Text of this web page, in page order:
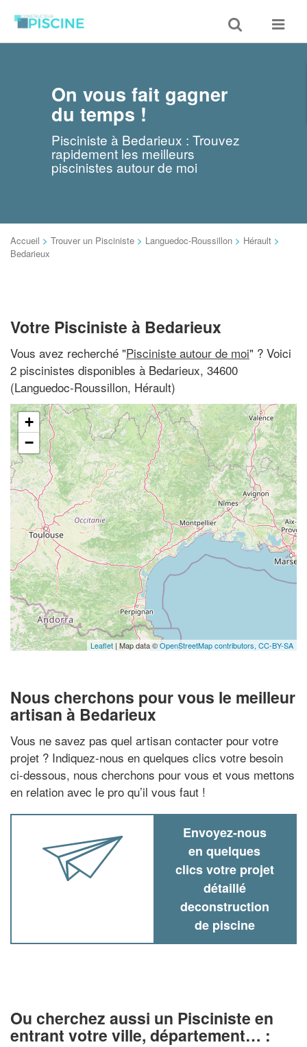
Toggle
search
Toggle
On vous fait gagner
du temps !
Pisciniste à Bedarieux : Trouvez
rapidement les meilleurs
piscinistes autour de moi
Accueil > Trouver un Pisciniste > Languedoc-Roussillon > Hérault >
Bedarieux
Votre Pisciniste à Bedarieux
Vous avez recherché "Pisciniste autour de moi" ? Voici
2 piscinistes disponibles à Bedarieux, 34600
(Languedoc-Roussillon, Hérault)
+
−
Leaflet| Map data ©OpenStreetMap contributors, CC-BY-SA
Nous cherchons pour vous le meilleur
artisan à Bedarieux
Vous ne savez pas quel artisan contacter pour votre
projet ? Indiquez-nous en quelques clics votre besoin
ci-dessous, nous cherchons pour vous et vous mettons
en relation avec le pro qu’il vous faut !
Envoyez-nous
en quelques
clics votre projet
détaillé
deconstruction
de piscine
Ou cherchez aussi un Pisciniste en
entrant votre ville, département… :